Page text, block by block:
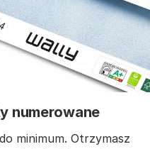
numerowane
minimum. Otrzymasz